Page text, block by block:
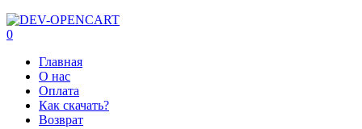
0
Главная
О нас
Оплата
Как скачать?
Возврат